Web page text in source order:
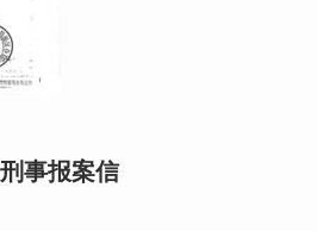
事报案信